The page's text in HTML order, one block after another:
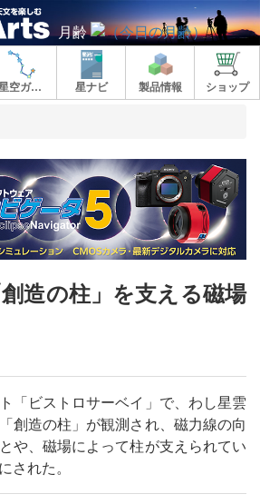
月齢
星空ガイド 星ナビ 製品情報 ショップ
造の柱」を支える磁場
「ビストロサーベイ」で、わし星雲
創造の柱」が観測され、磁力線の向
や、磁場によって柱が支えられてい
された。